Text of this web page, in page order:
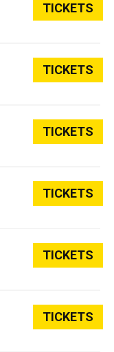
TICKETS
TICKETS
TICKETS
TICKETS
TICKETS
TICKETS